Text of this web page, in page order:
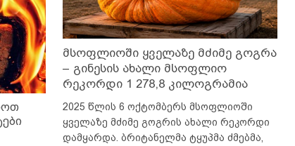
მსოფლიოში ყველაზე მძიმე გოგრა
– გინესის ახალი მსოფლიო
რეკორდი 1 278,8 კილოგრამია
2025 წლის 6 ოქტომბერს მსოფლიოში
ყველაზე მძიმე გოგრის ახალი რეკორდი
დამყარდა. ბრიტანელმა ტყუპმა ძმებმა,